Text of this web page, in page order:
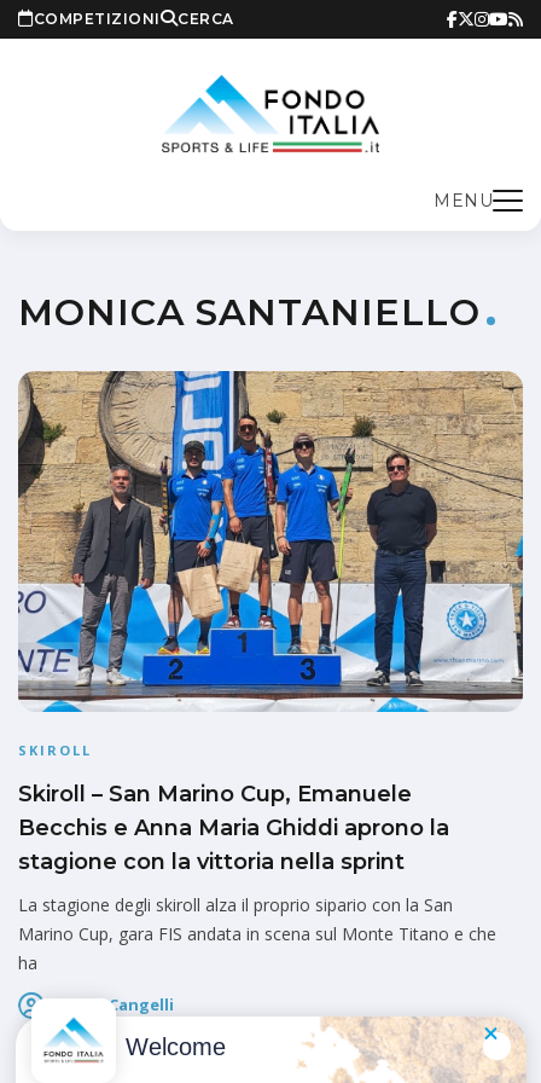
COMPETIZIONI CERCA
MENU
MONICA SANTANIELLO
SKIROLL
Skiroll – San Marino Cup, Emanuele
Becchis e Anna Maria Ghiddi aprono la
stagione con la vittoria nella sprint
La stagione degli skiroll alza il proprio sipario con la San
Marino Cup, gara FIS andata in scena sul Monte Titano e che
ha
Marco Cangelli
Pubblicato il
Welcome